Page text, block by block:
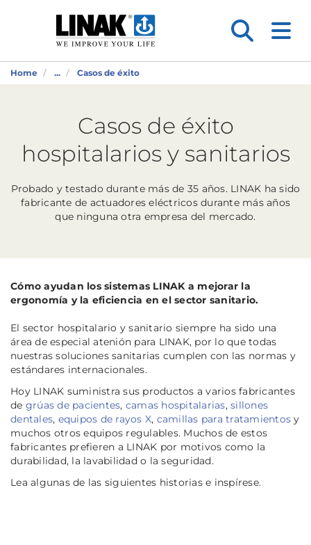
Home ... Casos de éxito
Casos de éxito
hospitalarios y sanitarios
Probado y testado durante más de 35 años. LINAK ha sido
fabricante de actuadores eléctricos durante más años
que ninguna otra empresa del mercado.
Cómo ayudan los sistemas LINAK a mejorar la
ergonomía y la eficiencia en el sector sanitario.
El sector hospitalario y sanitario siempre ha sido una
área de especial atenión para LINAK, por lo que todas
nuestras soluciones sanitarias cumplen con las normas y
estándares internacionales.
Hoy LINAK suministra sus productos a varios fabricantes
de grúas de pacientes, camas hospitalarias, sillones
dentales, equipos de rayos X, camillas para tratamientos y
muchos otros equipos regulables. Muchos de estos
fabricantes prefieren a LINAK por motivos como la
durabilidad, la lavabilidad o la seguridad.
Lea algunas de las siguientes historias e inspírese.